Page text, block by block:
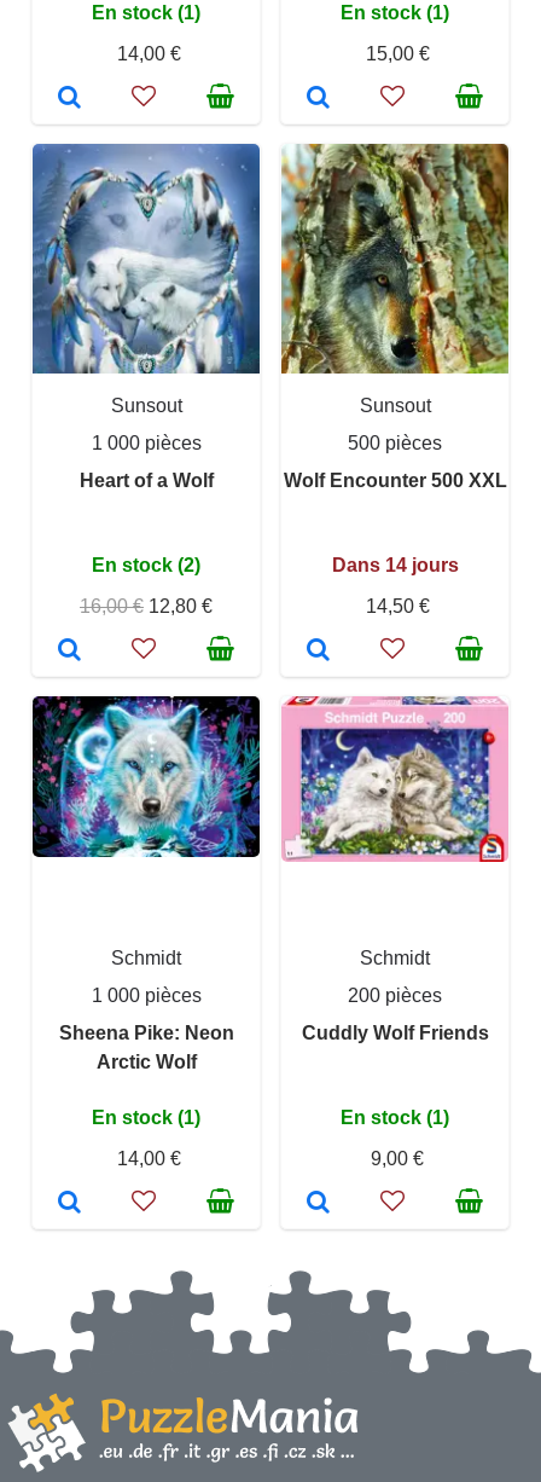
En stock (1)
14,00 €
En stock (1)
15,00 €
Sunsout
1 000 pièces
Heart of a Wolf
En stock (2)
16,00 € 12,80 €
Sunsout
500 pièces
Wolf Encounter 500 XXL
Dans 14 jours
14,50 €
Schmidt
1 000 pièces
Sheena Pike: Neon
Arctic Wolf
En stock (1)
14,00 €
Schmidt
200 pièces
Cuddly Wolf Friends
En stock (1)
9,00 €